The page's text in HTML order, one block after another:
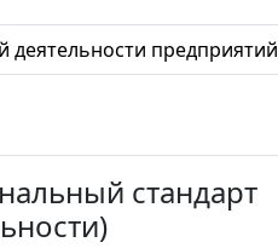
деятельности предприятий
стандарт